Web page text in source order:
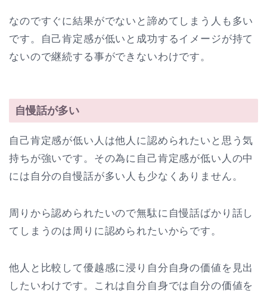
なのですぐに結果がでないと諦めてしまう人も多い
です。自己肯定感が低いと成功するイメージが持て
ないので継続する事ができないわけです。
自慢話が多い
自己肯定感が低い人は他人に認められたいと思う気
持ちが強いです。その為に自己肯定感が低い人の中
には自分の自慢話が多い人も少なくありません。
周りから認められたいので無駄に自慢話ばかり話し
てしまうのは周りに認められたいからです。
他人と比較して優越感に浸り自分自身の価値を見出
したいわけです。これは自分自身では自分の価値を